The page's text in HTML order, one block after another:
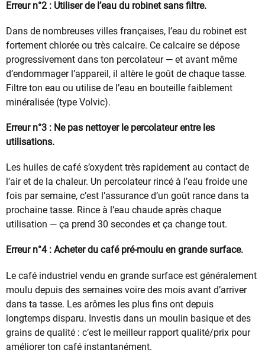
Erreur n°2 : Utiliser de l’eau du robinet sans filtre.
Dans de nombreuses villes françaises, l’eau du robinet est
fortement chlorée ou très calcaire. Ce calcaire se dépose
progressivement dans ton percolateur — et avant même
d’endommager l’appareil, il altère le goût de chaque tasse.
Filtre ton eau ou utilise de l’eau en bouteille faiblement
minéralisée (type Volvic).
Erreur n°3 : Ne pas nettoyer le percolateur entre les
utilisations.
Les huiles de café s’oxydent très rapidement au contact de
l’air et de la chaleur. Un percolateur rincé à l’eau froide une
fois par semaine, c’est l’assurance d’un goût rance dans ta
prochaine tasse. Rince à l’eau chaude après chaque
utilisation — ça prend 30 secondes et ça change tout.
Erreur n°4 : Acheter du café pré-moulu en grande surface.
Le café industriel vendu en grande surface est généralement
moulu depuis des semaines voire des mois avant d’arriver
dans ta tasse. Les arômes les plus fins ont depuis
longtemps disparu. Investis dans un moulin basique et des
grains de qualité : c’est le meilleur rapport qualité/prix pour
améliorer ton café instantanément.